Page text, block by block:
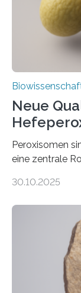
Neue
Peroxisomen
eine zentrale
erfüllen
der Ruhr-
und Dr.
unbekannten
30.10.2025